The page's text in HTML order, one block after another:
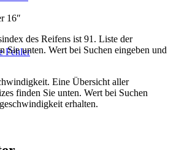
Fehler
16″
des Reifens ist 91. Liste der
Sie unten. Wert bei Suchen eingeben und
Eine Übersicht aller
finden Sie unten. Wert bei Suchen
erhalten.